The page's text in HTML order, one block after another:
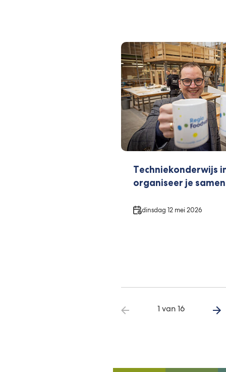
Techniekonderwijs
organiseer je samen
Datum
dinsdag 12 mei 2026
1 van 16